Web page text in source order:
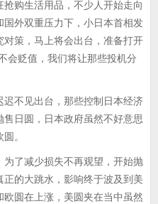
购生活用品，不少人开始走向
外双重压力下，小日本首相发
策，马上将会出台，准备打开
会贬值，我们将让那些投机分
不见出台，那些控制日本经济
日圆，日本政府虽然不好意思
。
了减少损失不再观望，开始抛
的大跳水，影响终于波及到美
圆在上涨，美圆夹在当中虽然